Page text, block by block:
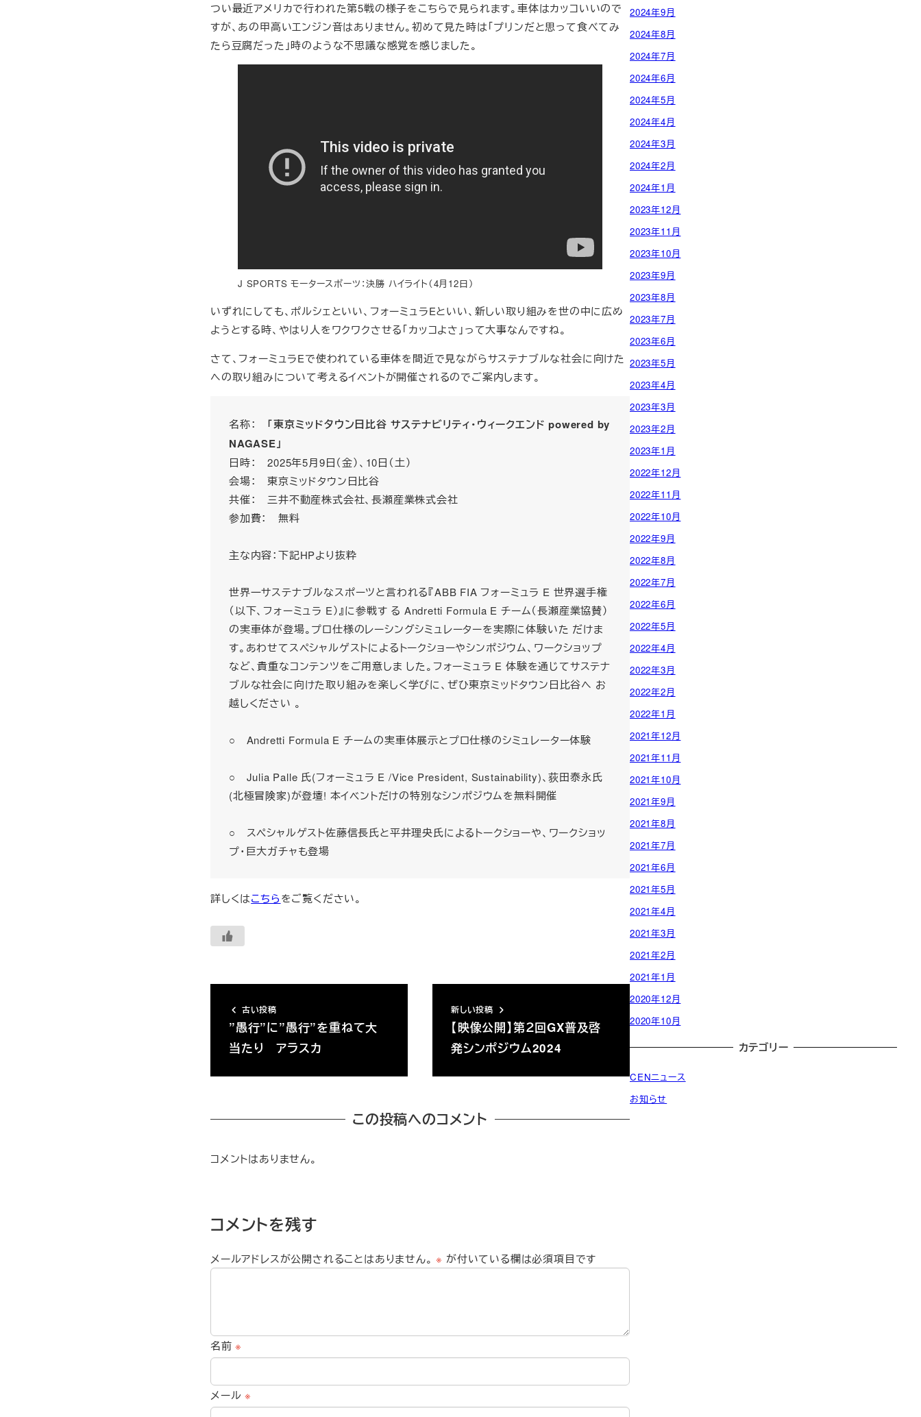
つい最近アメリカで行われた第5戦の様子をこちらで見られます。車体はカッコいいので
すが、あの甲高いエンジン音はありません。初めて見た時は「プリンだと思って食べてみ
たら豆腐だった」時のような不思議な感覚を感じました。
J SPORTS モータースポーツ：決勝 ハイライト（4月12日）
いずれにしても、ポルシェといい、フォーミュラEといい、新しい取り組みを世の中に広め
ようとする時、やはり人をワクワクさせる「カッコよさ」って大事なんですね。
さて、フォーミュラEで使われている車体を間近で見ながらサステナブルな社会に向けた
への取り組みについて考えるイベントが開催されるのでご案内します。
名称： 「東京ミッドタウン日比谷 サステナビリティ・ウィークエンド powered by
NAGASE」
日時： 2025年5月9日（金）、10日（土）
会場： 東京ミッドタウン日比谷
共催： 三井不動産株式会社、長瀬産業株式会社
参加費： 無料
主な内容：下記HPより抜粋
世界一サステナブルなスポーツと言われる『ABB FIA フォーミュラ E 世界選手権
（以下、フォーミュラ E）』に参戦す る Andretti Formula E チーム（長瀬産業協賛）
の実車体が登場。プロ仕様のレーシングシミュレーターを実際に体験いた だけま
す。あわせてスペシャルゲストによるトークショーやシンポジウム、ワークショップ
など、貴重なコンテンツをご用意しま した。フォーミュラ E 体験を通じてサステナ
ブルな社会に向けた取り組みを楽しく学びに、ぜひ東京ミッドタウン日比谷へ お
越しください 。
○ Andretti Formula E チームの実車体展示とプロ仕様のシミュレーター体験
○ Julia Palle 氏(フォーミュラ E /Vice President, Sustainability)、荻田泰永氏
(北極冒険家)が登壇! 本イベントだけの特別なシンポジウムを無料開催
○ スペシャルゲスト佐藤信長氏と平井理央氏によるトークショーや、ワークショッ
プ・巨大ガチャも登場
詳しくはこちらをご覧ください。
古い投稿
”愚行”に”愚行”を重ねて大
当たり アラスカ
新しい投稿
【映像公開】第２回GX普及啓
発シンポジウム2024
この投稿へのコメント
コメントはありません。
コメントを残す
メールアドレスが公開されることはありません。 ※ が付いている欄は必須項目です
名前※
メール※
2024年9月
2024年8月
2024年7月
2024年6月
2024年5月
2024年4月
2024年3月
2024年2月
2024年1月
2023年12月
2023年11月
2023年10月
2023年9月
2023年8月
2023年7月
2023年6月
2023年5月
2023年4月
2023年3月
2023年2月
2023年1月
2022年12月
2022年11月
2022年10月
2022年9月
2022年8月
2022年7月
2022年6月
2022年5月
2022年4月
2022年3月
2022年2月
2022年1月
2021年12月
2021年11月
2021年10月
2021年9月
2021年8月
2021年7月
2021年6月
2021年5月
2021年4月
2021年3月
2021年2月
2021年1月
2020年12月
2020年10月
カテゴリー
CENニュース
お知らせ